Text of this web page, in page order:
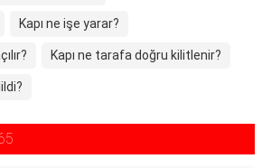
Kapı ne işe yarar?
Kapı ne tarafa doğru kilitlenir?